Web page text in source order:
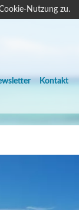
Nutzung zu.
Kontakt